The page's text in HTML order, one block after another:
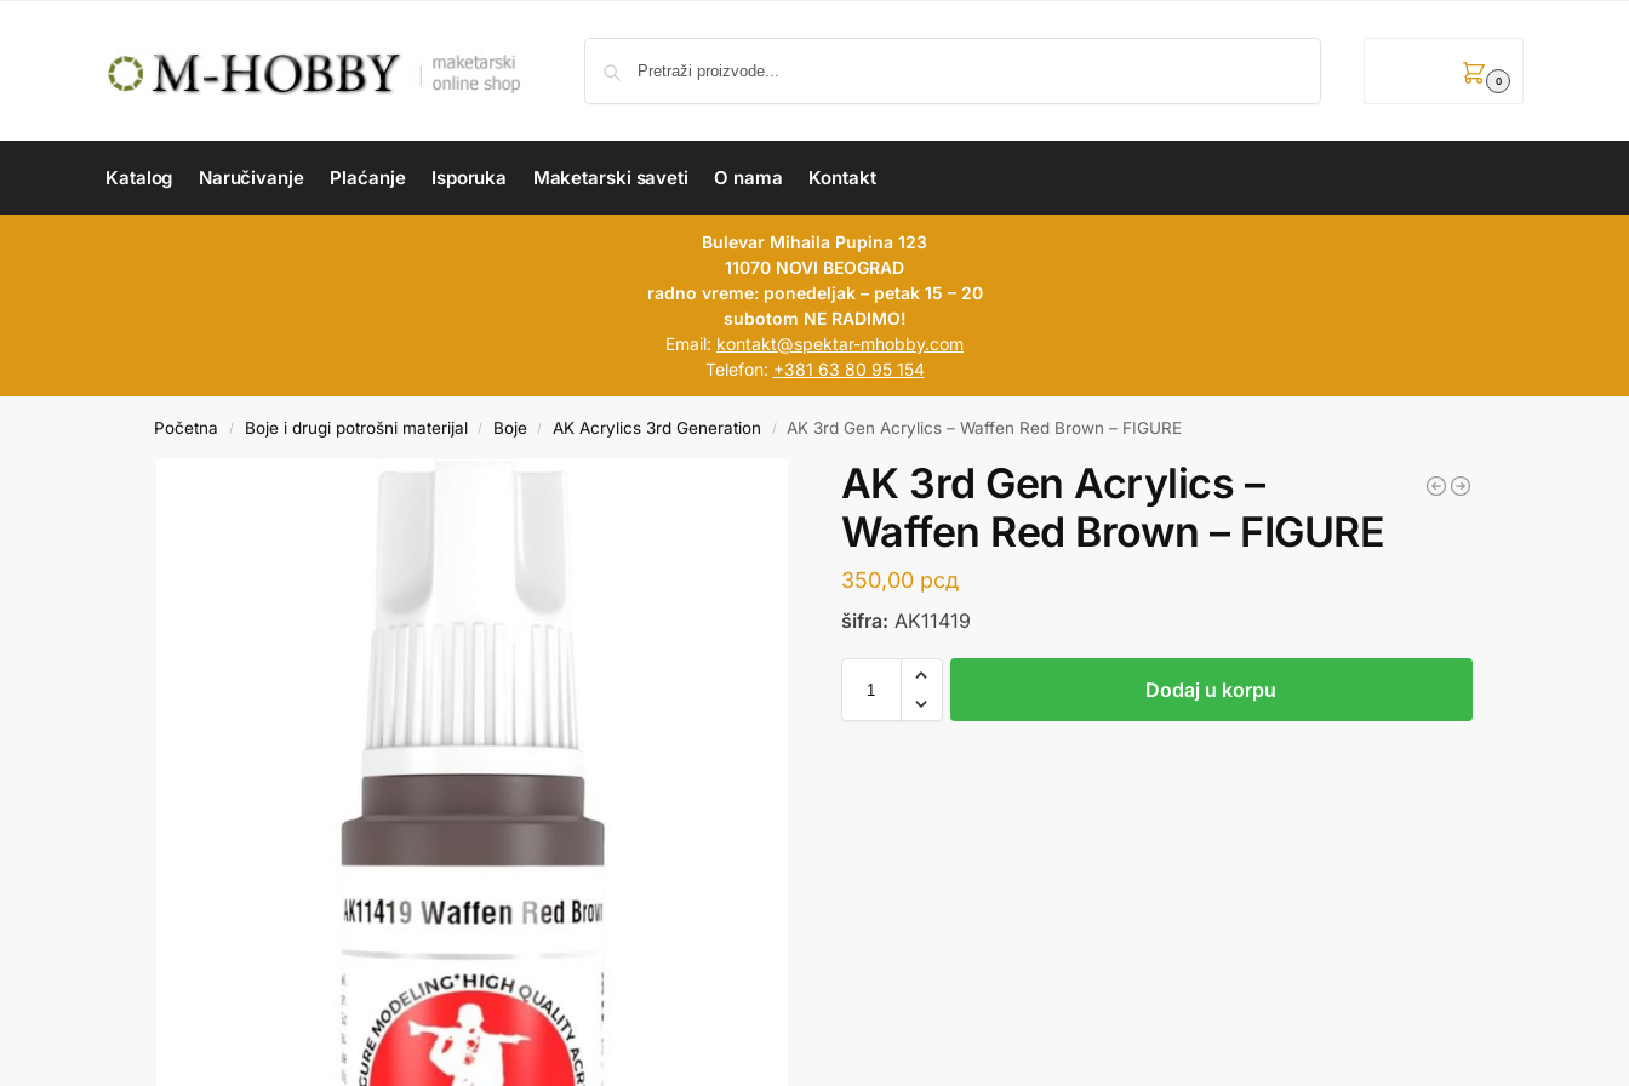
0
Katalog Naručivanje Plaćanje Isporuka Maketarski saveti O nama Kontakt
Bulevar Mihaila Pupina 123
11070 NOVI BEOGRAD
radno vreme: ponedeljak – petak 15 – 20
subotom NE RADIMO!
Email: kontakt@spektar-mhobby.com
Telefon: +381 63 80 95 154
Početna / Boje i drugi potrošni materijal / Boje / AK Acrylics 3rd Generation / AK 3rd Gen Acrylics – Waffen Red Brown – FIGURE
AK 3rd Gen Acrylics –
Waffen Red Brown – FIGURE
350,00 рсд
šifra: AK11419
Dodaj u korpu